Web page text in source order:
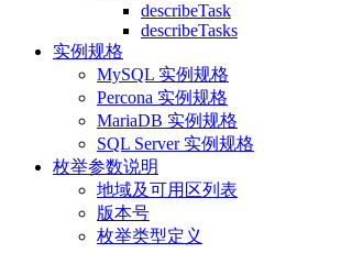
describeTask
describeTasks
实例规格
MySQL 实例规格
Percona 实例规格
MariaDB 实例规格
SQL Server 实例规格
枚举参数说明
地域及可用区列表
版本号
枚举类型定义